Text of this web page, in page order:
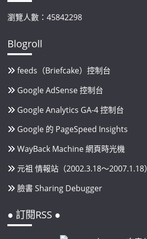
瀏覽人數：45842298
Blogroll
feeds（Briefcake）控制台
Google AdSense 控制台
Google Analytics GA-4 控制台
Google 的 PageSpeed Insights
WayBack Machine 網頁時光機
元祖 情報站（2002.3.18～2007.1.18）
臉書 Sharing Debugger
● 訂閱RSS ●